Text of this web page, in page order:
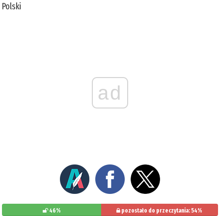
Polski
ad
46% pozostało do przeczytania: 54%